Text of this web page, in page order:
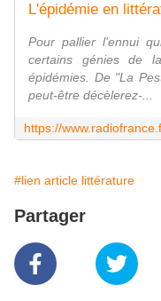
Pour pallier l'ennui
certains génies de
épidémies. De "La
peut-être décèlerez-...
#lien article littérature
Partager